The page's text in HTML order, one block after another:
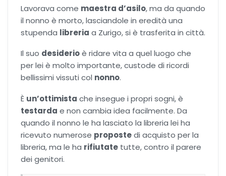
Lavorava come maestra d’asilo, ma da quando
il nonno è morto, lasciandole in eredità una
stupenda libreria a Zurigo, si è trasferita in città.
Il suo desiderioè ridare vita a quel luogo che
per lei è molto importante, custode di ricordi
bellissimi vissuti col nonno.
È un’ottimista che insegue i propri sogni, è
testarda e non cambia idea facilmente. Da
quando il nonno le ha lasciato la libreria lei ha
ricevuto numerose propostedi acquisto per la
libreria, ma le ha rifiutate tutte, contro il parere
dei genitori.